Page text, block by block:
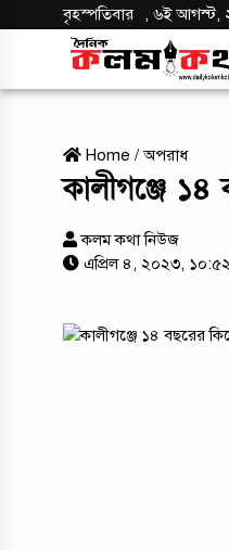
বৃহস্পতিবার ,৬ই আগস্ট,
Home /অপরাধ
কালীগঞ্জে ১৪
কলম কথা নিউজ
এপ্রিল ৪, ২০২৩,